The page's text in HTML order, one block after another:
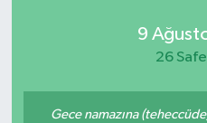
9
26
Gece namazına